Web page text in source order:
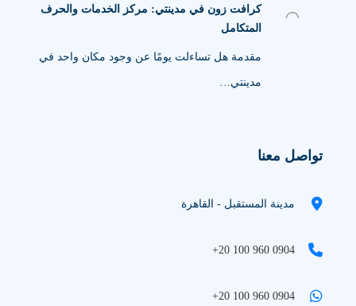
كرافت زون في مدينتي: مركز الخدمات والحرف
المتكامل
مقدمة هل تساءلت يومًا عن وجود مكان واحد في
مدينتي…
تواصل معنا
مدينة المستقبل - القاهرة
+20 100 960 0904
+20 100 960 0904